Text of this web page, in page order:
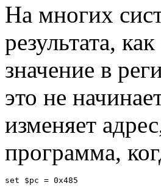
На многих
результата,
значение в
это не
изменяет
программа,